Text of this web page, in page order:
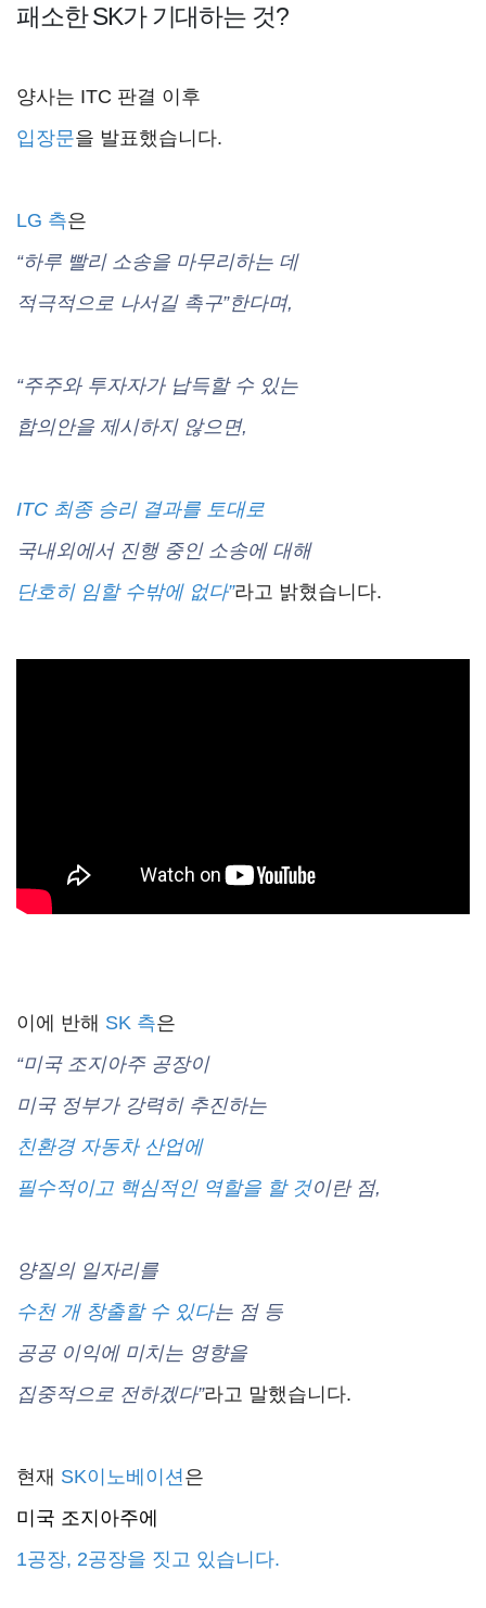
패소한 SK가 기대하는 것?
양사는 ITC 판결 이후
입장문을 발표했습니다.
LG 측은
“하루 빨리 소송을 마무리하는 데
적극적으로 나서길 촉구”한다며,
“주주와 투자자가 납득할 수 있는
합의안을 제시하지 않으면,
ITC 최종 승리 결과를 토대로
국내외에서 진행 중인 소송에 대해
단호히 임할 수밖에 없다”라고 밝혔습니다.
이에 반해 SK 측은
“미국 조지아주 공장이
미국 정부가 강력히 추진하는
친환경 자동차 산업에
필수적이고 핵심적인 역할을 할 것이란 점,
양질의 일자리를
수천 개 창출할 수 있다는 점 등
공공 이익에 미치는 영향을
집중적으로 전하겠다”라고 말했습니다.
현재 SK이노베이션은
미국 조지아주에
1공장, 2공장을 짓고 있습니다.